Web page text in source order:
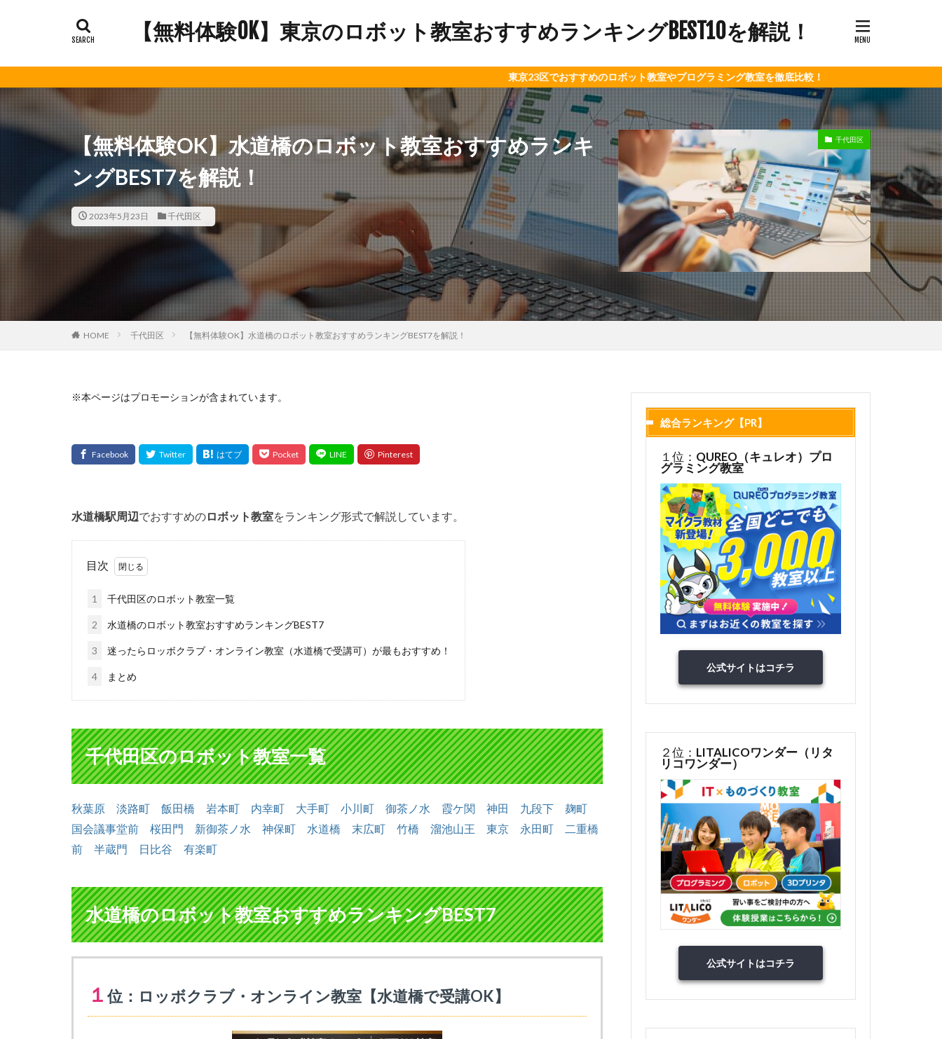
【無料体験OK】東京のロボット教室おすすめランキングBEST10を解説！
東京23区でおすすめのロボット教室やプログラミング教室を徹底比較！
【無料体験OK】水道橋のロボット教室おすすめランキ
ングBEST7を解説！
2023年5月23日 千代田区
千代田区
HOME 千代田区 【無料体験OK】水道橋のロボット教室おすすめランキングBEST7を解説！
※本ページはプロモーションが含まれています。
水道橋駅周辺でおすすめのロボット教室をランキング形式で解説しています。
目次
1 千代田区のロボット教室一覧
2 水道橋のロボット教室おすすめランキングBEST7
3 迷ったらロッボクラブ・オンライン教室（水道橋で受講可）が最もおすすめ！
4 まとめ
千代田区のロボット教室一覧
秋葉原 淡路町 飯田橋 岩本町 内幸町 大手町 小川町 御茶ノ水 霞ケ関 神田 九段下
麹町
国会議事堂前
桜田門 新御茶ノ水 神保町 水道橋 末広町 竹橋 溜池山王 東京 永田町
二重橋
前
半蔵門 日比谷 有楽町
水道橋のロボット教室おすすめランキングBEST7
１ 位：ロッボクラブ・オンライン教室【水道橋で受講OK】
総合ランキング【PR】
１位： QUREO（キュレオ）プロ
グラミング教室
公式サイトはコチラ
２位： LITALICOワンダー（リタ
リコワンダー）
公式サイトはコチラ